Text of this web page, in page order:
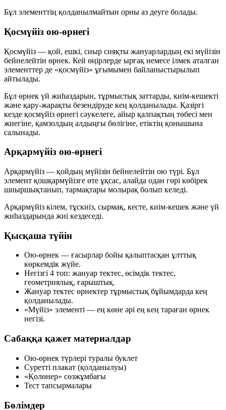
Бұл элементтің қолданылмайтын орны аз деуге болады.
Қосмүйіз ою-өрнегі
Қосмүйіз — қой, ешкі, сиыр сияқты жануарлардың екі мүйізін
бейнелейтін өрнек. Кей өңірлерде ырғақ немесе ілмек аталған
элементтер де «қосмүйіз» ұғымымен байланыстырылып
айтылады.
Бұл өрнек үй жиһаздарын, тұрмыстық заттарды, киім-кешекті
және қару-жарақты безендіруде кең қолданылады. Қазіргі
кезде қосмүйіз өрнегі сәукелеге, айыр қалпақтың төбесі мен
жиегіне, қамзолдың алдыңғы бөлігіне, етіктің қонышына
салынады.
Арқармүйіз ою-өрнегі
Арқармүйіз — қойдың мүйізін бейнелейтін ою түрі. Бұл
элемент қошқармүйізге өте ұқсас, алайда одан гөрі көбірек
шиыршықтанып, тармақтары молырақ болып келеді.
Арқармүйіз кілем, тұскиіз, сырмақ, кесте, киім-кешек және үй
жиһаздарында жиі кездеседі.
Қысқаша түйін
Ою-өрнек — ғасырлар бойы қалыптасқан ұлттық
көркемдік жүйе.
Негізгі 4 топ: жануар тектес, өсімдік тектес,
геометриялық, ғарыштық.
Жануар тектес өрнектер тұрмыстық бұйымдарда кең
қолданылады.
«Мүйіз» элементі — ең көне әрі ең кең тараған өрнек
негізі.
Сабаққа қажет материалдар
Ою-өрнек түрлері туралы буклет
Суретті плакат (қолданылуы)
«Қолөнер» сөзжұмбағы
Тест тапсырмалары
Бөлімдер